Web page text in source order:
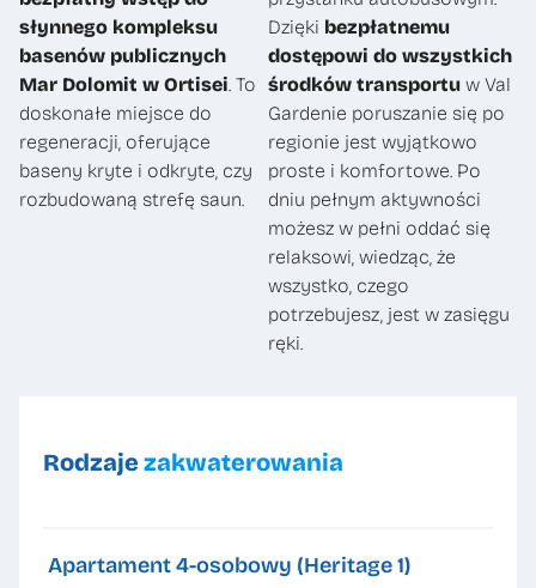
słynnego kompleksu
basenów publicznych
Mar Dolomit w Ortisei. To
doskonałe miejsce do
regeneracji, oferujące
baseny kryte i odkryte, czy
rozbudowaną strefę saun.
Dzięki bezpłatnemu
dostępowi do wszystkich
środków transportu w Val
Gardenie poruszanie się po
regionie jest wyjątkowo
proste i komfortowe. Po
dniu pełnym aktywności
możesz w pełni oddać się
relaksowi, wiedząc, że
wszystko, czego
potrzebujesz, jest w zasięgu
ręki.
Rodzaje zakwaterowania
Apartament 4-osobowy (Heritage 1)